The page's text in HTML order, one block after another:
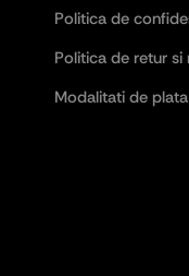
Politica de
Politica de retur si
Modalitati de plata